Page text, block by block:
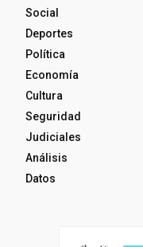
Social
Deportes
Política
Economía
Cultura
Seguridad
Judiciales
Análisis
Datos